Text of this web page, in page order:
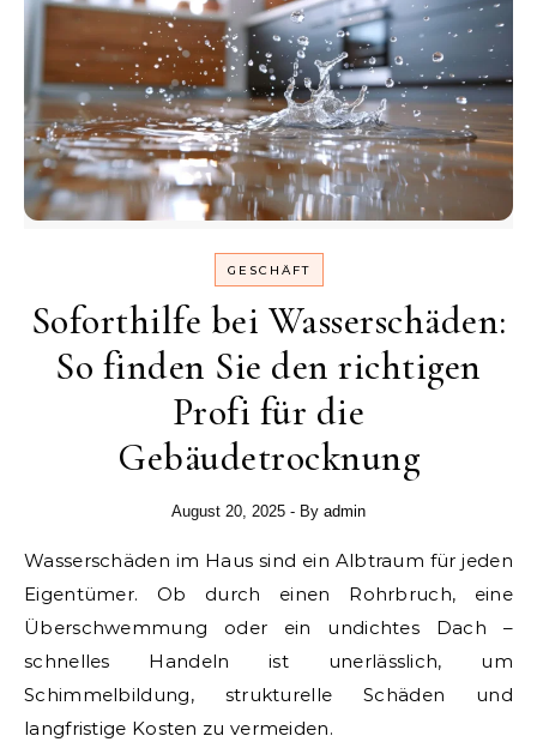
GESCHÄFT
Soforthilfe bei Wasserschäden:
So finden Sie den richtigen
Profi für die
Gebäudetrocknung
August 20, 2025 - By admin
Wasserschäden im Haus sind ein Albtraum für jeden
Eigentümer. Ob durch einen Rohrbruch, eine
Überschwemmung oder ein undichtes Dach –
schnelles Handeln ist unerlässlich, um
Schimmelbildung, strukturelle Schäden und
langfristige Kosten zu vermeiden.